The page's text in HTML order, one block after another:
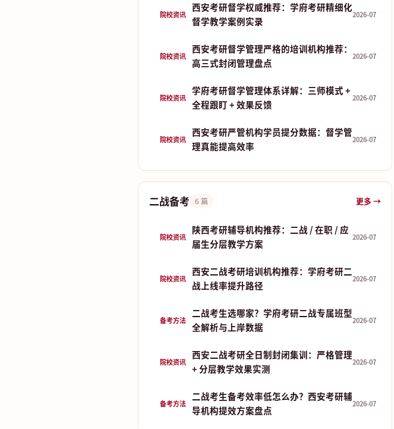
院校资讯
西安考研督学权威推荐：学府考研精细化
督学教学案例实录
2026-07
院校资讯
西安考研督学管理严格的培训机构推荐：
高三式封闭管理盘点
2026-07
院校资讯
学府考研督学管理体系详解：三师模式 +
全程跟盯 + 效果反馈
2026-07
院校资讯
西安考研严管机构学员提分数据：督学管
理真能提高效率
2026-07
二战备考 6 篇 更多 →
院校资讯
陕西考研辅导机构推荐：二战 / 在职 / 应
届生分层教学方案
2026-07
院校资讯
西安二战考研培训机构推荐：学府考研二
战上线率提升路径
2026-07
备考方法
二战考生选哪家？学府考研二战专属班型
全解析与上岸数据
2026-07
院校资讯
西安二战考研全日制封闭集训：严格管理
+ 分层教学效果实测
2026-07
备考方法
二战考生备考效率低怎么办？西安考研辅
导机构提效方案盘点
2026-07